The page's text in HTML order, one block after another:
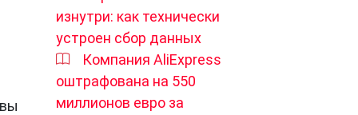
изнутри: как технически
устроен сбор данных
Компания AliExpress
оштрафована на 550
миллионов евро за